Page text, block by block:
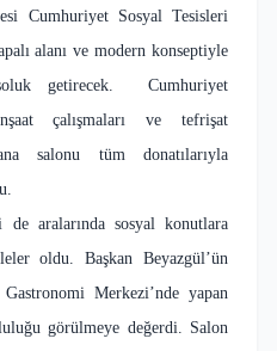
Cumhuriyet Sosyal Tesisleri
alanı ve modern konseptiyle
getirecek. Cumhuriyet
çalışmaları ve tefrişat
salonu tüm donatılarıyla
aralarında sosyal konutlara
oldu. Başkan Beyazgül’ün
Merkezi’nde yapan
görülmeye değerdi. Salon